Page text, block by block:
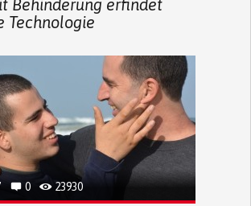
Behinderung erfindet
Technologie
0 23930